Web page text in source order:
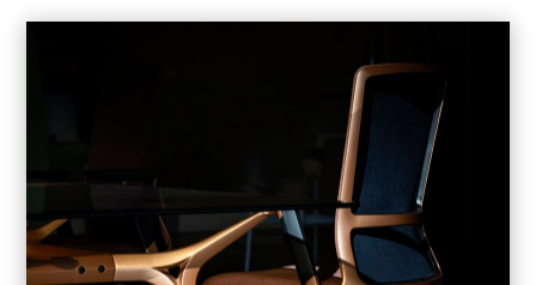
Votre espace de travail manque de confort, causant des douleurs
physiques à vos employés ?
Un siège de bureau non ergonomique peut entraîner des
problèmes de posture et réduire l’efficacité de votre personnel.